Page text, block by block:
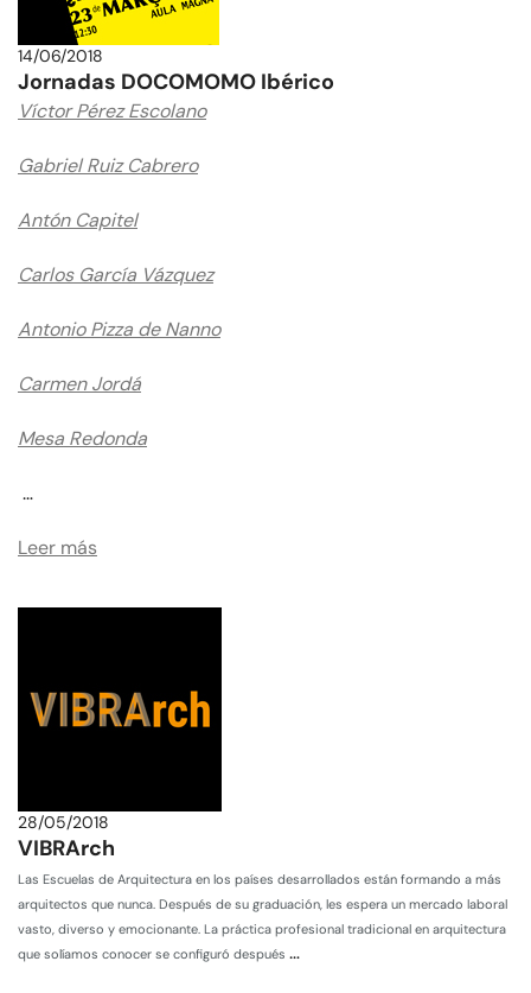
14/06/2018
Jornadas DOCOMOMO Ibérico
Víctor Pérez Escolano
Gabriel Ruiz Cabrero
Antón Capitel
Carlos García Vázquez
Antonio Pizza de Nanno
Carmen Jordá
Mesa Redonda
…
Leer más
28/05/2018
VIBRArch
Las Escuelas de Arquitectura en los países desarrollados están formando a más
arquitectos que nunca. Después de su graduación, les espera un mercado laboral
vasto, diverso y emocionante. La práctica profesional tradicional en arquitectura
que solíamos conocer se configuró después …